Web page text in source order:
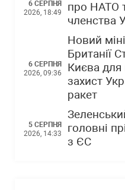
6 СЕРПНЯ
2026, 18:49
про НАТО
членства
6 СЕРПНЯ
2026, 09:36
Новий
Британії
Києва для
захист
ракет
5 СЕРПНЯ
2026, 14:33
головні
з ЄС